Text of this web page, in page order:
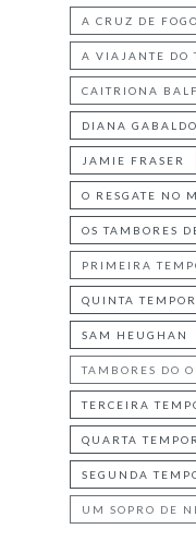
A CRUZ DE FOGO
A VIAJANTE DO
CAITRIONA
DIANA
JAMIE FRASER
O RESGATE NO
OS TAMBORES
PRIMEIRA
QUINTA
SAM HEUGHAN
TAMBORES DO
TERCEIRA
QUARTA
SEGUNDA
UM SOPRO DE